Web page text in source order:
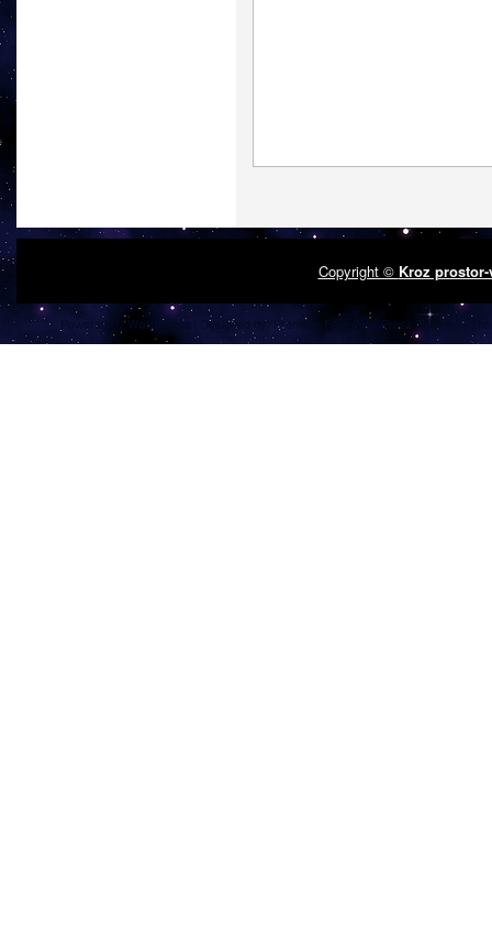
Copyright © Kroz prostor-
Powered byWordPress | Designed by: Premium Free WordPress Themes |